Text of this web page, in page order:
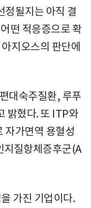
정될지는 아직 결
떤 적응증으로 확
지오스의 판단에
대숙주질환, 루푸
밝혔다. 또 ITP와
자가면역 용혈성
지질항체증후군(A
가진 기업이다.